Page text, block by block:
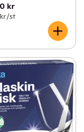
kr
/st